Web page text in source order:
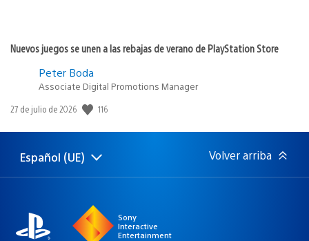
Nuevos juegos se unen a las rebajas de verano de PlayStation Store
Peter Boda
Associate Digital Promotions Manager
Fecha
publicación:
27 de julio de 2026 116
Selecciona
una
Región
actual:
Español (UE) Volver arriba
Sony
Interactive
Entertainment